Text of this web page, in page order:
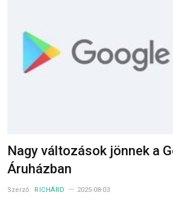
Nagy változások jönnek a
Áruházban
Szerző: RICHÁRD 2025-08-03